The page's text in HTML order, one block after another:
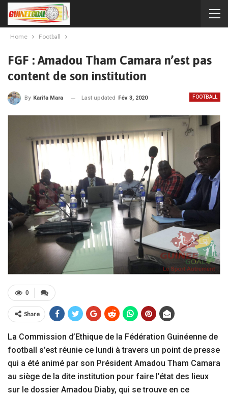
Home Football
FGF : Amadou Tham Camara n’est pas
content de son institution
FOOTBALL
By Karifa Mara Last updated Fév 3, 2020
0
Share
La Commission d’Ethique de la Fédération Guinéenne de
football s’est réunie ce lundi à travers un point de presse
qui a été animé par son Président Amadou Tham Camara
au siège de la dite institution pour faire l’état des lieux
sur le dossier Amadou Diaby, qui se trouve en ce